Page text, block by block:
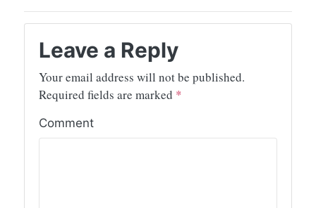
Leave a Reply
Your email address will not be published.
Required fields are marked *
Comment